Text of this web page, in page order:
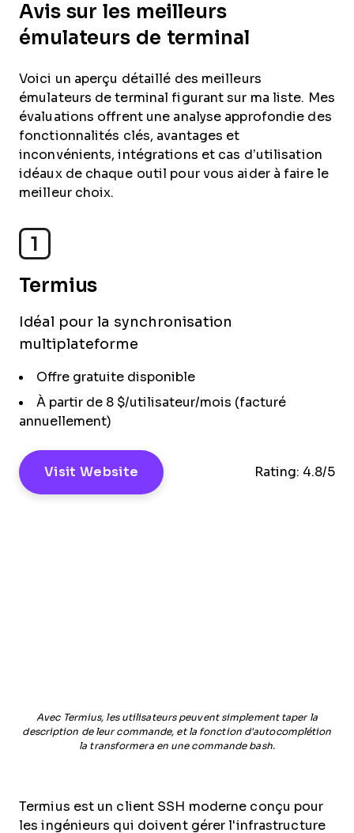
Avis sur les meilleurs
émulateurs de terminal
Voici un aperçu détaillé des meilleurs
émulateurs de terminal figurant sur ma liste. Mes
évaluations offrent une analyse approfondie des
fonctionnalités clés, avantages et
inconvénients, intégrations et cas d’utilisation
idéaux de chaque outil pour vous aider à faire le
meilleur choix.
1
Termius
Idéal pour la synchronisation
multiplateforme
Offre gratuite disponible
À partir de 8 $/utilisateur/mois (facturé
annuellement)
Visit Website Rating: 4.8/5
Avec Termius, les utilisateurs peuvent simplement taper la
description de leur commande, et la fonction d'autocomplétion
la transformera en une commande bash.
Termius est un client SSH moderne conçu pour
les ingénieurs qui doivent gérer l'infrastructure